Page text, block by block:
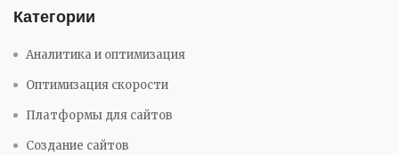
Категории
Аналитика и оптимизация
Оптимизация скорости
Платформы для сайтов
Создание сайтов